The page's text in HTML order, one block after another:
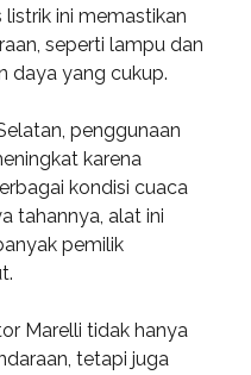
ini memastikan
seperti lampu dan
daya yang cukup.
penggunaan
karena
kondisi cuaca
tahannya, alat ini
pemilik
Marelli tidak hanya
tetapi juga